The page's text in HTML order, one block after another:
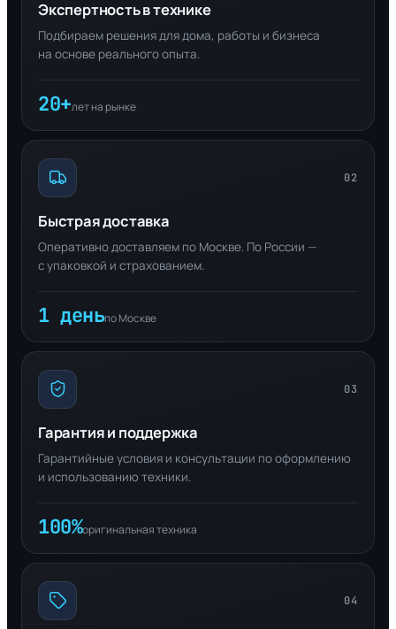
Экспертность в технике
Подбираем решения для дома, работы и бизнеса
на основе реального опыта.
20+лет на рынке
02
Быстрая доставка
Оперативно доставляем по Москве. По России —
с упаковкой и страхованием.
1 деньпо Москве
03
Гарантия и поддержка
Гарантийные условия и консультации по оформлению
и использованию техники.
100%оригинальная техника
04